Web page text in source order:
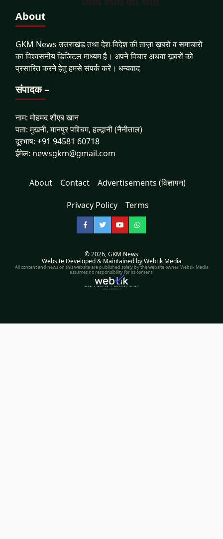
About
GKM News उत्तराखंड तथा देश-विदेश की ताज़ा ख़बरों व समाचारों
का विश्वसनीय डिजिटल माध्यम है। अपने विचार अथवा ख़बरों को
प्रसारित करने हेतु हमसे संपर्क करें। धन्यवाद
संपादक –
नाम: मोहमद शौएब खान
पता: मुखनी, मानपुर पश्चिम, हल्द्वानी (नैनीताल)
दूरभाष: +91 94581 60718
ईमेल: newsgkm@gmail.com
About Contact Advertisements (विज्ञापन)
Privacy Policy Terms
Facebook
TwitterYouTubeWhatsApp
© 2026,GKM News
Website Developed & Maintained by Webtik Media
All content and news on this website are published solely by the website owner. Webtik Media
assumes no responsibility for its content.